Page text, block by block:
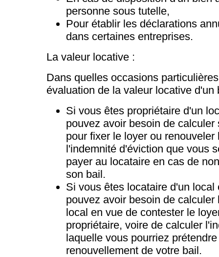
personne sous tutelle,
Pour établir les déclarations
dans certaines entreprises.
La valeur locative :
Dans quelles occasions
évaluation de la valeur locative d'un
Si vous êtes propriétaire d'un
pouvez avoir besoin de calculer
pour fixer le loyer ou
l'indemnité d'éviction que vous
payer au locataire en cas de
son bail.
Si vous êtes locataire d'un local
pouvez avoir besoin de
local en vue de contester le
propriétaire, voire de calculer
laquelle vous pourriez
renouvellement de votre bail.